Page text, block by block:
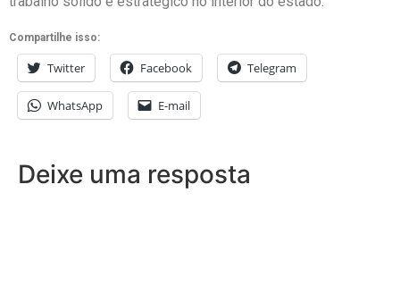
Compartilhe isso:
Twitter Facebook Telegram
WhatsApp E-mail
Deixe uma resposta